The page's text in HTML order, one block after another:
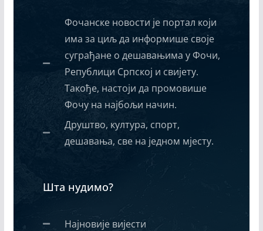
Фочанске новости је портал који
има за циљ да информише своје
суграђане о дешавањима у Фочи,
Републици Српској и свијету.
Такође, настоји да промовише
Фочу на најбољи начин.
Друштво, култура, спорт,
дешавања, све на једном мјесту.
Шта нудимо?
Најновије вијести